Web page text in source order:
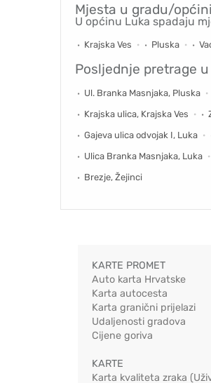
Mjesta u gradu/općini
U općinu Luka spadaju
Krajska Ves Pluska
Posljednje pretrage
Ul. Branka Masnjaka, Pluska
Krajska ulica, Krajska Ves
Gajeva ulica odvojak I, Luka
Ulica Branka Masnjaka, Luka
Brezje, Žejinci
KARTE PROMET
Auto karta Hrvatske
Karta autocesta
Karta granični prijelazi
Udaljenosti gradova
Cijene goriva
KARTE
Karta kvaliteta zraka